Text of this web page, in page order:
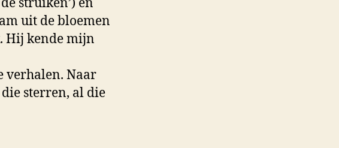
uit de bloemen
Hij kende mijn
verhalen. Naar
sterren, al die